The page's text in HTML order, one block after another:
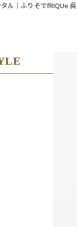
ル｜ふりそでfRIQUe